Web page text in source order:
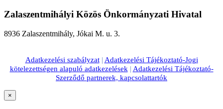
Zalaszentmihályi Közös Önkormányzati Hivatal
8936 Zalaszentmihály, Jókai M. u. 3.
Adatkezelési szabályzat| Adatkezelési Tájékoztató-Jogi
kötelezettségen alapuló adatkezelések | Adatkezelési Tájékoztató-
Szerződő partnerek, kapcsolattartók
×